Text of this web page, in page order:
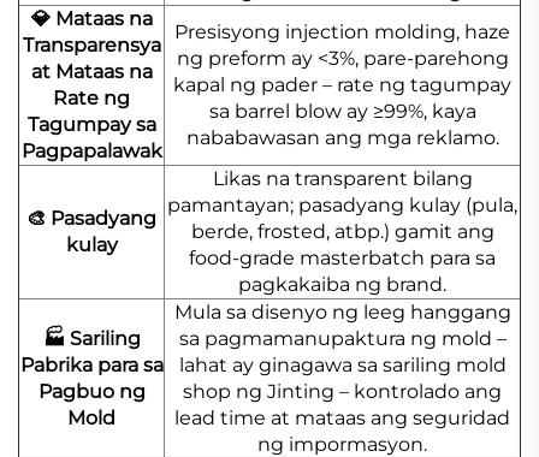
💎 Mataas na
Transparensya
at Mataas na
Rate ng
Tagumpay sa
Pagpapalawak
Presisyong injection molding, haze
ng preform ay <3%, pare-parehong
kapal ng pader – rate ng tagumpay
sa barrel blow ay ≥99%, kaya
nababawasan ang mga reklamo.
🎨 Pasadyang
kulay
Likas na transparent bilang
pamantayan; pasadyang kulay (pula,
berde, frosted, atbp.) gamit ang
food-grade masterbatch para sa
pagkakaiba ng brand.
🏭 Sariling
Pabrika para sa
Pagbuo ng
Mold
Mula sa disenyo ng leeg hanggang
sa pagmamanupaktura ng mold –
lahat ay ginagawa sa sariling mold
shop ng Jinting – kontrolado ang
lead time at mataas ang seguridad
ng impormasyon.